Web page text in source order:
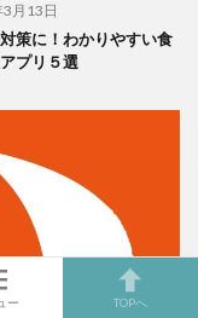
、もっと健
せんか？
５選
血圧測定アプリ６選
すめの無料アプリ４選
月13日
策に！わかりやすい食
プリ５選
ー TOPへ